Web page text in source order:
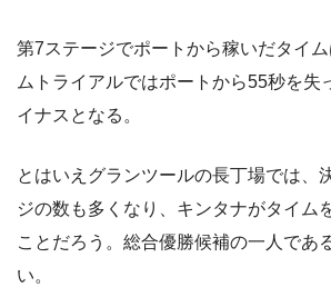
第7ステージでポートから稼いだタイ
ムトライアルではポートから55秒を失
イナスとなる。
とはいえグランツールの長丁場では、
ジの数も多くなり、キンタナがタイム
ことだろう。総合優勝候補の一人であ
い。